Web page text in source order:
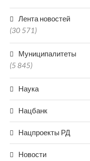
Лента новостей
(30 571)
Муниципалитеты
(5 845)
Наука
Нацбанк
Нацпроекты РД
Новости